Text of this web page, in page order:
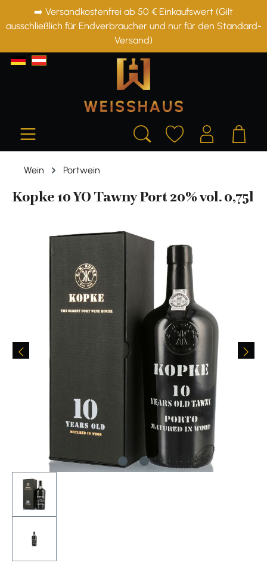
springen
➡️ Versandkostenfrei ab 50 € Einkaufswert (Gilt
ausschließlich für Endverbraucher und nur für den Standard-
Versand)
Wein Portwein
Kopke 10 YO Tawny Port 20% vol. 0,75l
Bildergalerie überspringen